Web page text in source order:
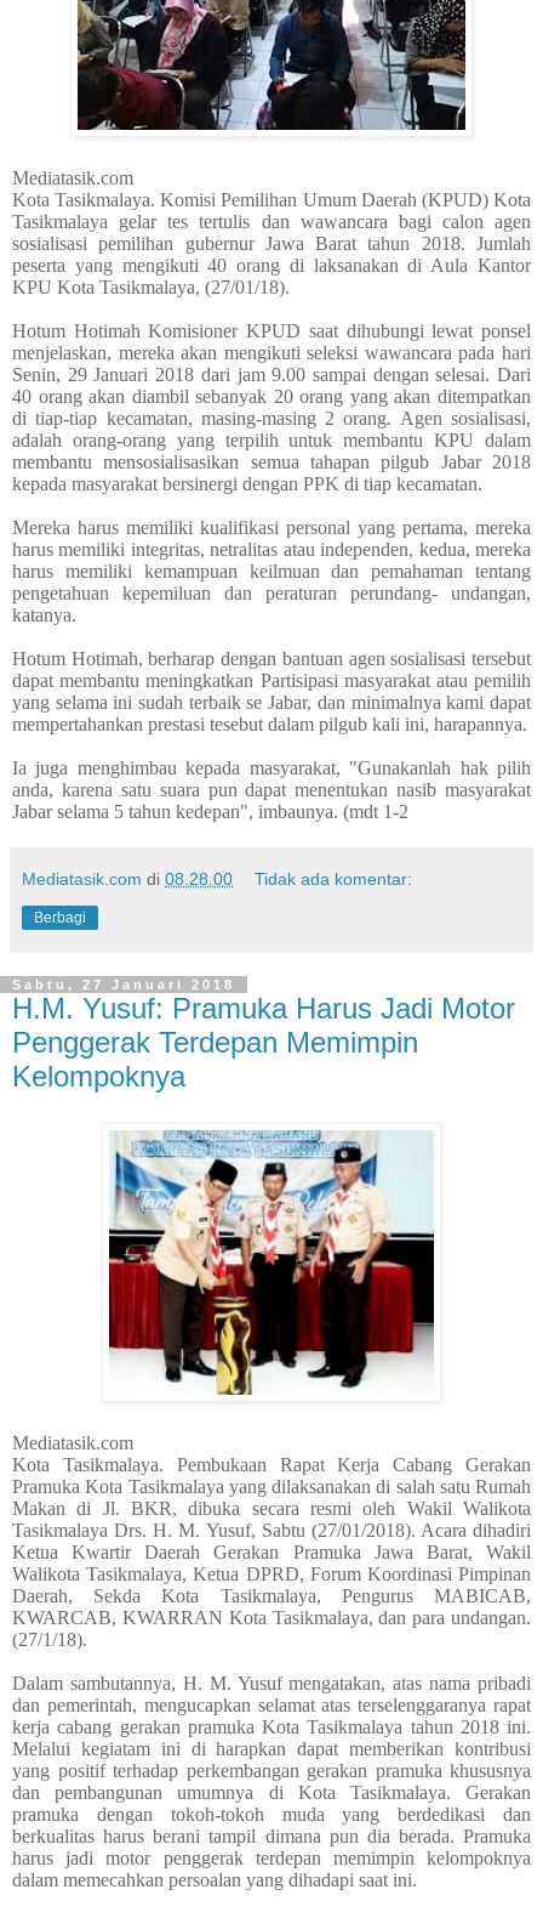
Mediatasik.com
Kota Tasikmalaya. Komisi Pemilihan Umum Daerah (KPUD) Kota
Tasikmalaya gelar tes tertulis dan wawancara bagi calon agen
sosialisasi pemilihan gubernur Jawa Barat tahun 2018. Jumlah
peserta yang mengikuti 40 orang di laksanakan di Aula Kantor
KPU Kota Tasikmalaya, (27/01/18).
Hotum Hotimah Komisioner KPUD saat dihubungi lewat ponsel
menjelaskan, mereka akan mengikuti seleksi wawancara pada hari
Senin, 29 Januari 2018 dari jam 9.00 sampai dengan selesai. Dari
40 orang akan diambil sebanyak 20 orang yang akan ditempatkan
di tiap-tiap kecamatan, masing-masing 2 orang. Agen sosialisasi,
adalah orang-orang yang terpilih untuk membantu KPU dalam
membantu mensosialisasikan semua tahapan pilgub Jabar 2018
kepada masyarakat bersinergi dengan PPK di tiap kecamatan.
Mereka harus memiliki kualifikasi personal yang pertama, mereka
harus memiliki integritas, netralitas atau independen, kedua, mereka
harus memiliki kemampuan keilmuan dan pemahaman tentang
pengetahuan kepemiluan dan peraturan perundang- undangan,
katanya.
Hotum Hotimah, berharap dengan bantuan agen sosialisasi tersebut
dapat membantu meningkatkan Partisipasi masyarakat atau pemilih
yang selama ini sudah terbaik se Jabar, dan minimalnya kami dapat
mempertahankan prestasi tesebut dalam pilgub kali ini, harapannya.
Ia juga menghimbau kepada masyarakat, "Gunakanlah hak pilih
anda, karena satu suara pun dapat menentukan nasib masyarakat
Jabar selama 5 tahun kedepan", imbaunya. (mdt 1-2
Mediatasik.com di 08.28.00 Tidak ada komentar:
Berbagi
Sabtu, 27 Januari 2018
H.M. Yusuf: Pramuka Harus Jadi Motor
Penggerak Terdepan Memimpin
Kelompoknya
Mediatasik.com
Kota Tasikmalaya. Pembukaan Rapat Kerja Cabang Gerakan
Pramuka Kota Tasikmalaya yang dilaksanakan di salah satu Rumah
Makan di Jl. BKR, dibuka secara resmi oleh Wakil Walikota
Tasikmalaya Drs. H. M. Yusuf, Sabtu (27/01/2018). Acara dihadiri
Ketua Kwartir Daerah Gerakan Pramuka Jawa Barat, Wakil
Walikota Tasikmalaya, Ketua DPRD, Forum Koordinasi Pimpinan
Daerah, Sekda Kota Tasikmalaya, Pengurus MABICAB,
KWARCAB, KWARRAN Kota Tasikmalaya, dan para undangan.
(27/1/18).
Dalam sambutannya, H. M. Yusuf mengatakan, atas nama pribadi
dan pemerintah, mengucapkan selamat atas terselenggaranya rapat
kerja cabang gerakan pramuka Kota Tasikmalaya tahun 2018 ini.
Melalui kegiatam ini di harapkan dapat memberikan kontribusi
yang positif terhadap perkembangan gerakan pramuka khususnya
dan pembangunan umumnya di Kota Tasikmalaya. Gerakan
pramuka dengan tokoh-tokoh muda yang berdedikasi dan
berkualitas harus berani tampil dimana pun dia berada. Pramuka
harus jadi motor penggerak terdepan memimpin kelompoknya
dalam memecahkan persoalan yang dihadapi saat ini.